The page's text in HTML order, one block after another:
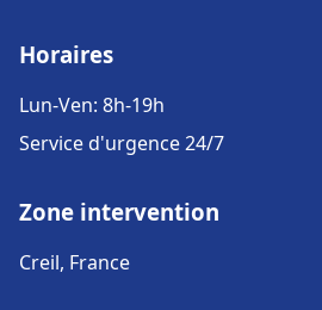
Horaires
Lun-Ven: 8h-19h
Service d'urgence 24/7
Zone intervention
Creil, France